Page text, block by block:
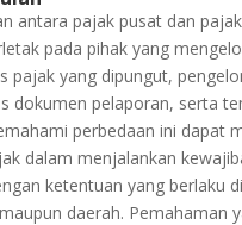
antara pajak pusat dan
pada pihak yang
pajak yang dipungut,
dokumen pelaporan, serta
perbedaan ini dapat
dalam menjalankan
ketentuan yang berlaku
daerah. Pemahaman